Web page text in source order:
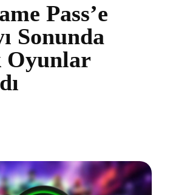
Pass’e
Sonunda
Oyunlar